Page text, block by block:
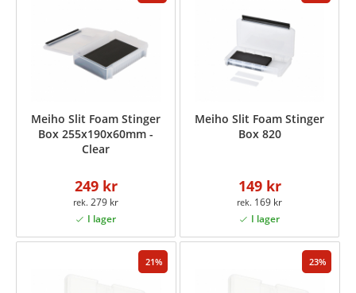
Meiho Slit Foam Stinger
Box 255x190x60mm -
Clear
249 kr
279 kr
Meiho Slit Foam Stinger
Box 820
149 kr
169 kr
21 23